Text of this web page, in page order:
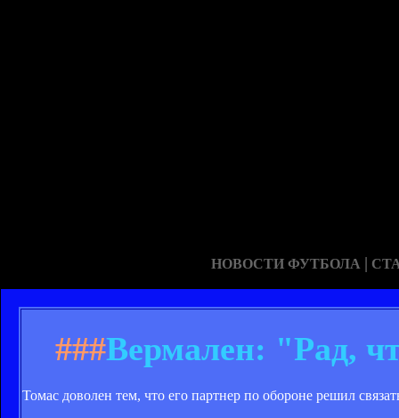
НОВОСТИ ФУТБОЛА |
###Вермален: "Рад,
Томас доволен тем, что его партнер по обороне решил